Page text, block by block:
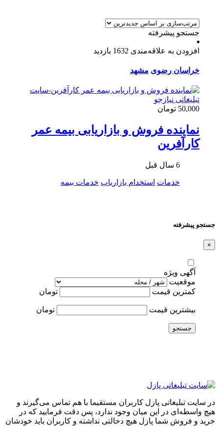
جستجو پیشرفته
افزودن به علاقه‌مندی 1632 بازدید
خراسان رضوی مشهد
50,000 تومان
نماینده فروش و بازاریابی بیمه عمر
کارآفرین
6 سال قبل
خدمات استخدام بازاریاب خدمات بیمه
جستجو پیشرفته
×
آگهی ویژه
موقعیت
کمترین قیمت
تومان
بیشترین قیمت تومان
جستجو
در سایت تبلیغاتی پازل کاربران مستقیما با هم تماس می‌گیرند و
هیچ واسطه‌ای در این میان وجود ندارد، پس دقت فرمایید که در
خرید و فروشِ شما پازل هیچ دخالتی نداشته و کاربران باید خودشان